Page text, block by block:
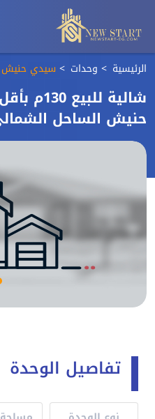
الرئيسية وحدات سيدي حنيش
شالية
حنيش الساحل
تفاصيل الوحدة